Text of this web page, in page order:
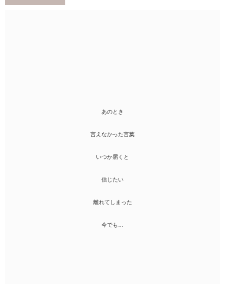
あのとき
言えなかった言葉
いつか届くと
信じたい
離れてしまった
今でも…